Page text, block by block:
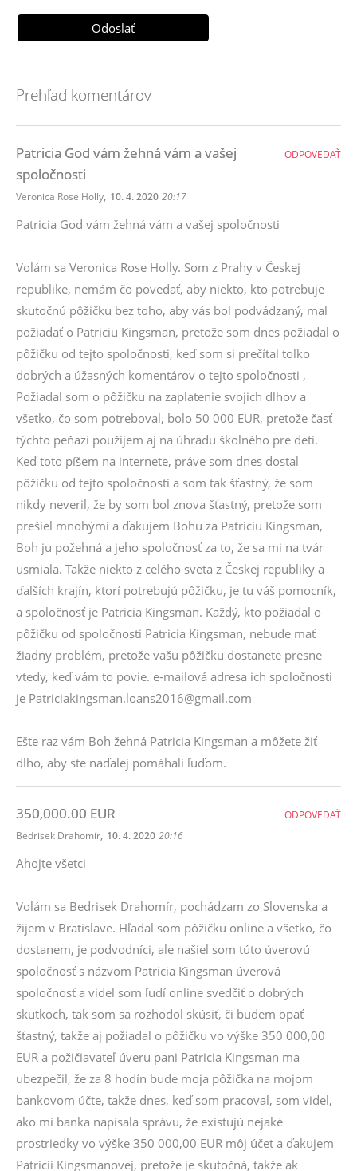
Prehľad komentárov
Patricia God vám žehná vám a vašej
spoločnosti
Veronica Rose Holly, 10. 4. 2020 20:17
Patricia God vám žehná vám a vašej spoločnosti
Volám sa Veronica Rose Holly. Som z Prahy v Českej
republike, nemám čo povedať, aby niekto, kto potrebuje
skutočnú pôžičku bez toho, aby vás bol podvádzaný, mal
požiadať o Patriciu Kingsman, pretože som dnes požiadal o
pôžičku od tejto spoločnosti, keď som si prečítal toľko
dobrých a úžasných komentárov o tejto spoločnosti ,
Požiadal som o pôžičku na zaplatenie svojich dlhov a
všetko, čo som potreboval, bolo 50 000 EUR, pretože časť
týchto peňazí použijem aj na úhradu školného pre deti.
Keď toto píšem na internete, práve som dnes dostal
pôžičku od tejto spoločnosti a som tak šťastný, že som
nikdy neveril, že by som bol znova šťastný, pretože som
prešiel mnohými a ďakujem Bohu za Patriciu Kingsman,
Boh ju požehná a jeho spoločnosť za to, že sa mi na tvár
usmiala. Takže niekto z celého sveta z Českej republiky a
ďalších krajín, ktorí potrebujú pôžičku, je tu váš pomocník,
a spoločnosť je Patricia Kingsman. Každý, kto požiadal o
pôžičku od spoločnosti Patricia Kingsman, nebude mať
žiadny problém, pretože vašu pôžičku dostanete presne
vtedy, keď vám to povie. e-mailová adresa ich spoločnosti
je Patriciakingsman.loans2016@gmail.com
Ešte raz vám Boh žehná Patricia Kingsman a môžete žiť
dlho, aby ste naďalej pomáhali ľuďom.
ODPOVEDAŤ
350,000.00 EUR
Bedrisek Drahomír, 10. 4. 2020 20:16
Ahojte všetci
Volám sa Bedrisek Drahomír, pochádzam zo Slovenska a
žijem v Bratislave. Hľadal som pôžičku online a všetko, čo
dostanem, je podvodníci, ale našiel som túto úverovú
spoločnosť s názvom Patricia Kingsman úverová
spoločnosť a videl som ľudí online svedčiť o dobrých
skutkoch, tak som sa rozhodol skúsiť, či budem opäť
šťastný, takže aj požiadal o pôžičku vo výške 350 000,00
EUR a požičiavateľ úveru pani Patricia Kingsman ma
ubezpečil, že za 8 hodín bude moja pôžička na mojom
bankovom účte, takže dnes, keď som pracoval, som videl,
ako mi banka napísala správu, že existujú nejaké
prostriedky vo výške 350 000,00 EUR môj účet a ďakujem
Patricii Kingsmanovej, pretože je skutočná, takže ak
ODPOVEDAŤ